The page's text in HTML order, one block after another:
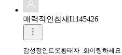
매력적인참새I1145426
감성장인트롯황태자 화이팅하세요